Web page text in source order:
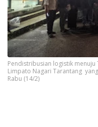
Pendistribusian logistik menuju
Limpato Nagari Tarantang
Rabu (14/2)